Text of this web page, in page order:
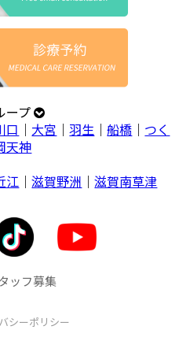
ープ
口 ｜ 大宮 ｜羽生 ｜船橋 ｜ つく
天神
江 ｜滋賀野洲 ｜滋賀南草津
ッフ募集
シーポリシー